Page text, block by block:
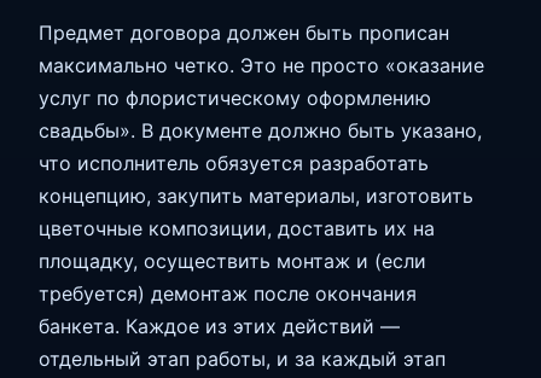
Предмет договора должен быть прописан
максимально четко. Это не просто «оказание
услуг по флористическому оформлению
свадьбы». В документе должно быть указано,
что исполнитель обязуется разработать
концепцию, закупить материалы, изготовить
цветочные композиции, доставить их на
площадку, осуществить монтаж и (если
требуется) демонтаж после окончания
банкета. Каждое из этих действий —
отдельный этап работы, и за каждый этап